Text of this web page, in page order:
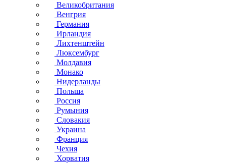
Великобритания
Венгрия
Германия
Ирландия
Лихтенштейн
Люксембург
Молдавия
Монако
Нидерланды
Польша
Россия
Румыния
Словакия
Украина
Франция
Чехия
Хорватия